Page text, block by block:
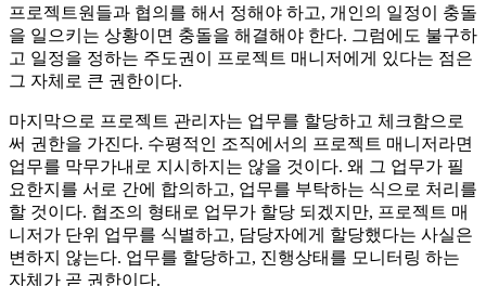
프로젝트원들과 협의를 해서 정해야 하고, 개인의 일정이 충돌
을 일으키는 상황이면 충돌을 해결해야 한다. 그럼에도 불구하
고 일정을 정하는 주도권이 프로젝트 매니저에게 있다는 점은
그 자체로 큰 권한이다.
마지막으로 프로젝트 관리자는 업무를 할당하고 체크함으로
써 권한을 가진다. 수평적인 조직에서의 프로젝트 매니저라면
업무를 막무가내로 지시하지는 않을 것이다. 왜 그 업무가 필
요한지를 서로 간에 합의하고, 업무를 부탁하는 식으로 처리를
할 것이다. 협조의 형태로 업무가 할당 되겠지만, 프로젝트 매
니저가 단위 업무를 식별하고, 담당자에게 할당했다는 사실은
변하지 않는다. 업무를 할당하고, 진행상태를 모니터링 하는
자체가 곧 권한이다.